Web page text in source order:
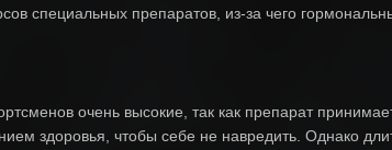
специальных препаратов, из-за чего
очень высокие, так как препарат
здоровья, чтобы себе не навредить. Однако